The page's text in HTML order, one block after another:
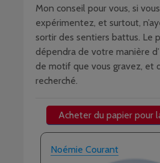
Mon conseil pour vous, si
expérimentez, et surtout,
sortir des sentiers battus. Le
dépendra de votre manière
de motif que vous gravez, et
recherché.
Acheter du papier pour
Noémie Courant